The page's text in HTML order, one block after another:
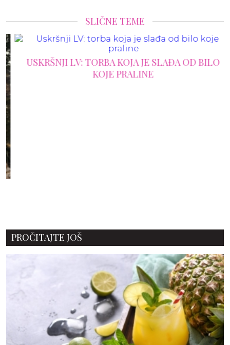
SLIČNE TEME
USKRŠNJI LV: TORBA KOJA JE SLAĐA OD BILO
KOJE PRALINE
PROČITAJTE JOŠ